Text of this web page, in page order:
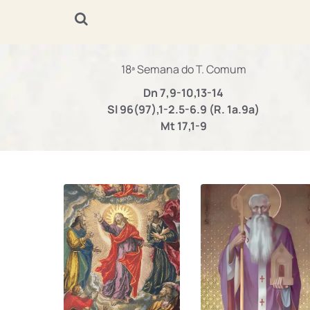
18ª Semana do T. Comum
Dn 7,9-10,13-14
Sl 96(97),1-2.5-6.9 (R. 1a.9a)
Mt 17,1-9